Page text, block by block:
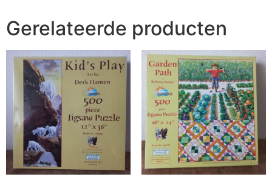
Gerelateerde producten